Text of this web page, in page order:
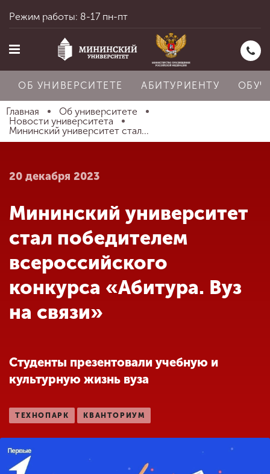
Главная
Абитуриенту
Обучение
Наука
Международная
деятельность
Другие виды
деятельности
Студенческая жизнь
Режим работы: 8-17 пн-пт
ОБ УНИВЕРСИТЕТЕ АБИТУРИЕНТУ
Главная
Об университете
Новости университета
Мининский университет стал...
20 декабря 2023
Мининский университет
стал победителем
всероссийского
конкурса «Абитура. Вуз
на связи»
Студенты презентовали учебную и
культурную жизнь вуза
ТЕХНОПАРК КВАНТОРИУМ